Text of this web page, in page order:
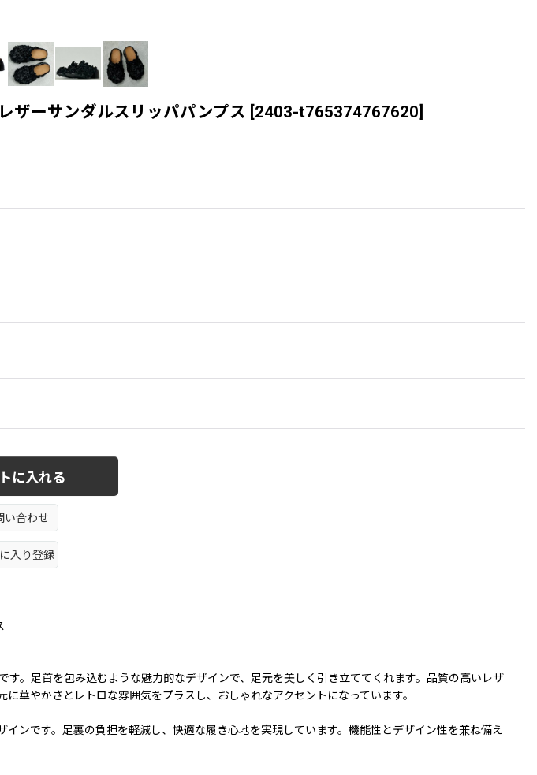
ザーサンダルスリッパパンプス [2403-t765374767620]
に入れる
い合わせ
入り登録
。足首を包み込むような魅力的なデザインで、足元を美しく引き立ててくれます。品質の高いレザ
華やかさとレトロな雰囲気をプラスし、おしゃれなアクセントになっています。
ンです。足裏の負担を軽減し、快適な履き心地を実現しています。機能性とデザイン性を兼ね備え